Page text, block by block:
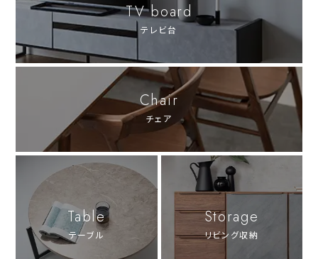
TV board
テレビ台
Chair
チェア
Table
テーブル
Storage
リビング収納